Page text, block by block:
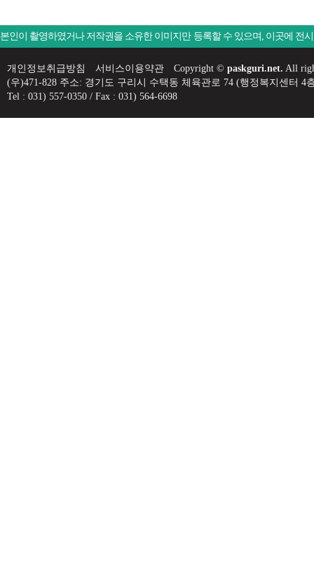
본인이 촬영하였거나 저작권을 소유한 이미지만 등록할 수 있으며, 이곳에 전
개인정보취급방침 서비스이용약관 Copyright © paskguri.net. All
(우)471-828 주소: 경기도 구리시 수택동 체육관로 74 (행정복지센터
Tel : 031) 557-0350 / Fax : 031) 564-6698